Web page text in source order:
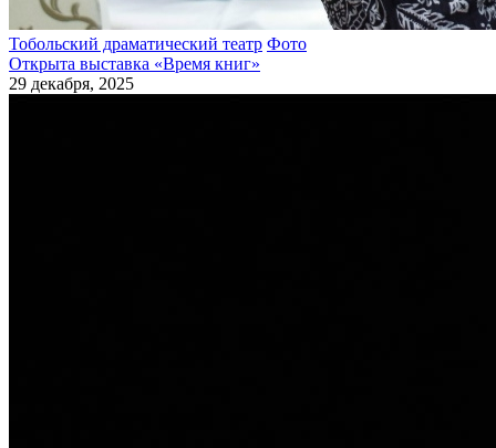
Тобольский драматический театр Фото
Открыта выставка «Время книг»
29 декабря, 2025